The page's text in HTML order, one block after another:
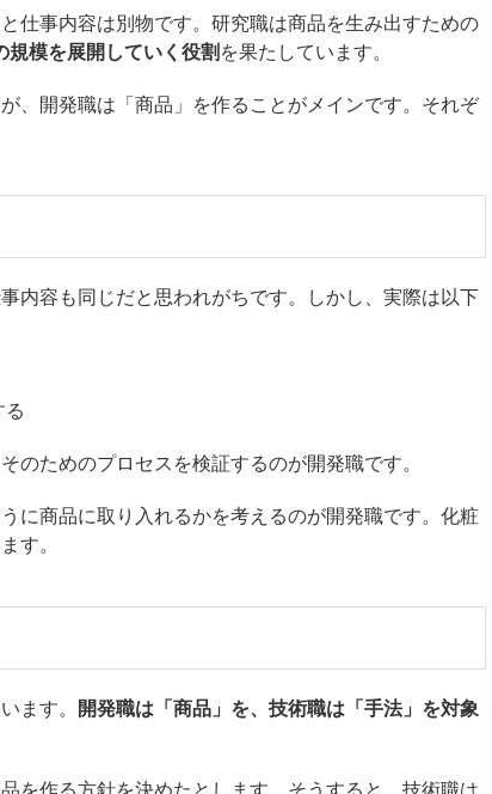
仕事内容は別物です。研究職は商品を生み出すための
規模を展開していく役割を果たしています。
、開発職は「商品」を作ることがメインです。それぞ
内容も同じだと思われがちです。しかし、実際は以下
のためのプロセスを検証するのが開発職です。
に商品に取り入れるかを考えるのが開発職です。化粧
す。
ます。 開発職は「商品」を、技術職は「手法」を対象